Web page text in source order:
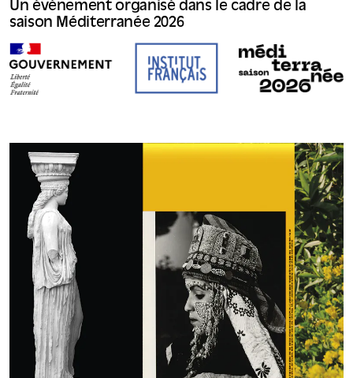
Un évènement organisé dans le cadre de la
saison Méditerranée 2026